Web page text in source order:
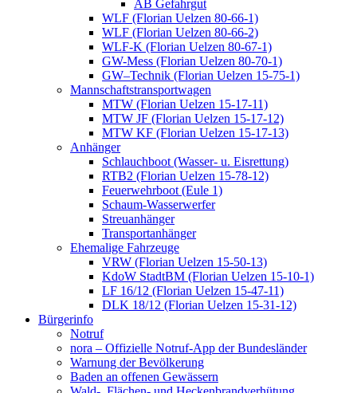
AB Gefahrgut
WLF (Florian Uelzen 80-66-1)
WLF (Florian Uelzen 80-66-2)
WLF-K (Florian Uelzen 80-67-1)
GW-Mess (Florian Uelzen 80-70-1)
GW–Technik (Florian Uelzen 15-75-1)
Mannschaftstransportwagen
MTW (Florian Uelzen 15-17-11)
MTW JF (Florian Uelzen 15-17-12)
MTW KF (Florian Uelzen 15-17-13)
Anhänger
Schlauchboot (Wasser- u. Eisrettung)
RTB2 (Florian Uelzen 15-78-12)
Feuerwehrboot (Eule 1)
Schaum-Wasserwerfer
Streuanhänger
Transportanhänger
Ehemalige Fahrzeuge
VRW (Florian Uelzen 15-50-13)
KdoW StadtBM (Florian Uelzen 15-10-1)
LF 16/12 (Florian Uelzen 15-47-11)
DLK 18/12 (Florian Uelzen 15-31-12)
Bürgerinfo
Notruf
nora – Offizielle Notruf-App der Bundesländer
Warnung der Bevölkerung
Baden an offenen Gewässern